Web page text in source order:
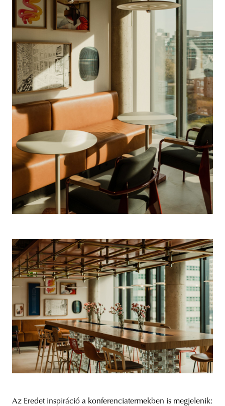
Az Eredet inspiráció a konferenciatermekben is megjelenik: